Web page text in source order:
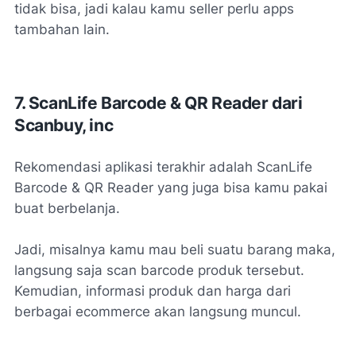
tidak bisa, jadi kalau kamu seller perlu apps
tambahan lain.
7. ScanLife Barcode & QR Reader dari
Scanbuy, inc
Rekomendasi aplikasi terakhir adalah ScanLife
Barcode & QR Reader yang juga bisa kamu pakai
buat berbelanja.
Jadi, misalnya kamu mau beli suatu barang maka,
langsung saja scan barcode produk tersebut.
Kemudian, informasi produk dan harga dari
berbagai ecommerce akan langsung muncul.